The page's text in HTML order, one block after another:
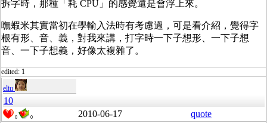
拆字時，那種「耗 CPU」的感覺還是會浮上來。
嘸蝦米其實當初在學輸入法時有考慮過，可是看介紹，覺得字
根有形、音、義，對我來講，打字時一下子想形、一下子想
音、一下子想義，好像太複雜了。
edited: 1
eliu
10
0 0 2010-06-17 quote